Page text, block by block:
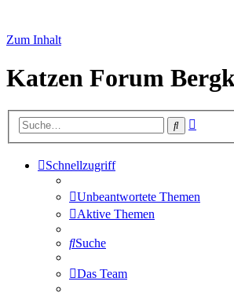
Zum Inhalt
Katzen Forum
Suche
Schnellzugriff
Unbeantwortete Themen
Aktive Themen
Suche
Das Team